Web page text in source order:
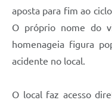
aposta para fim ao
O próprio nome do
homenageia figura
acidente no local.
O local faz acesso